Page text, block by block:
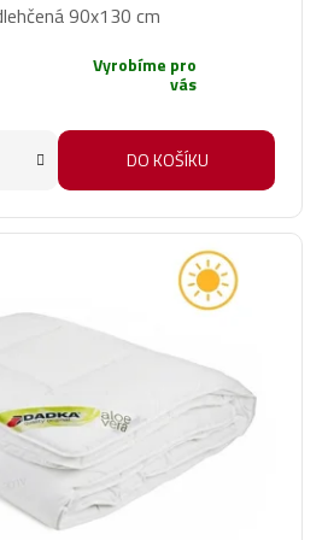
90x130 cm
Vyrobíme pro
vás
DO KOŠÍKU